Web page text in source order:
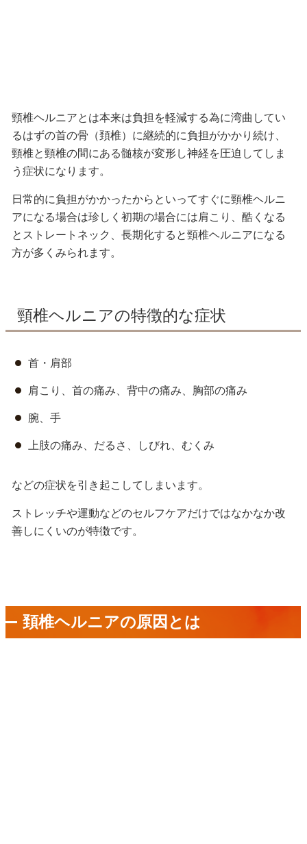
頸椎ヘルニアとは本来は負担を軽減する為に湾曲してい
るはずの首の骨（頚椎）に継続的に負担がかかり続け、
頸椎と頸椎の間にある髄核が変形し神経を圧迫してしま
う症状になります。
日常的に負担がかかったからといってすぐに頸椎ヘルニ
アになる場合は珍しく初期の場合には肩こり、酷くなる
とストレートネック、長期化すると頸椎ヘルニアになる
方が多くみられます。
頸椎ヘルニアの特徴的な症状
首・肩部
肩こり、首の痛み、背中の痛み、胸部の痛み
腕、手
上肢の痛み、だるさ、しびれ、むくみ
などの症状を引き起こしてしまいます。
ストレッチや運動などのセルフケアだけではなかなか改
善しにくいのが特徴です。
頚椎ヘルニアの原因とは